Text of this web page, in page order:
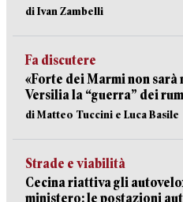
di Ivan Zambelli
Fa discutere
«Forte dei Marmi non sarà
Versilia la “guerra” dei
di Matteo Tuccini e Luca Basile
Strade e viabilità
Cecina riattiva gli
ministero: le postazioni